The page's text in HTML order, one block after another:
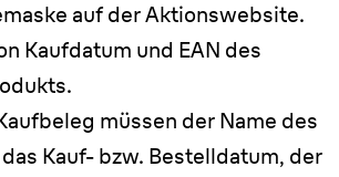
auf der Aktionswebsite.
Kaufdatum und EAN des
müssen der Name des
Kauf- bzw. Bestelldatum, der